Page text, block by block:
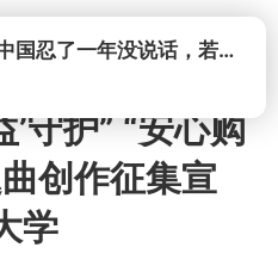
打开牺牲两个战士，中国忍了一年没说话，若菲律宾死了人，他会开战吗
’守护” “安心购
创作征集宣
学